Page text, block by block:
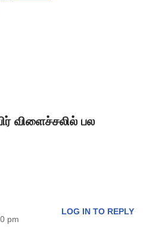
விளைச்சலில் பல
pm
LOG IN TO REPLY